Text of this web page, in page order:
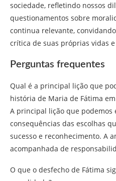
sociedade, refletindo nossos
questionamentos sobre
continua relevante,
crítica de suas próprias vidas e
Perguntas frequentes
Qual é a principal lição que
história de Maria de Fátima em
A principal lição que podemos
consequências das escolhas
sucesso e reconhecimento. A
acompanhada de
O que o desfecho de Fátima